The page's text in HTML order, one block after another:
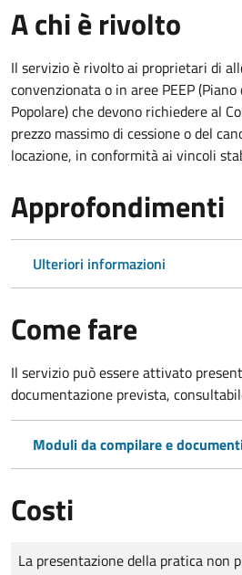
A chi è rivolto
Il servizio è rivolto ai proprietari di
convenzionata o in aree PEEP
Popolare) che devono richiedere al
prezzo massimo di cessione o del
locazione, in conformità ai vincoli
Approfondimenti
Ulteriori informazioni
Come fare
Il servizio può essere attivato
documentazione prevista,
Moduli da compilare e
Costi
Tipo di pagamento
Importo
La presentazione della pratica non